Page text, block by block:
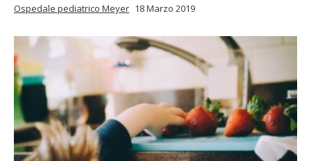
Ospedale pediatrico Meyer 18 Marzo 2019